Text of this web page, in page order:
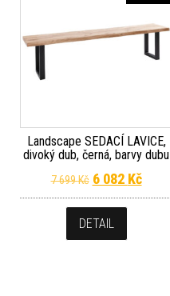
Landscape SEDACÍ LAVICE,
divoký dub, černá, barvy dubu
7 699Kč Původní
6 082 Kč
DETAIL